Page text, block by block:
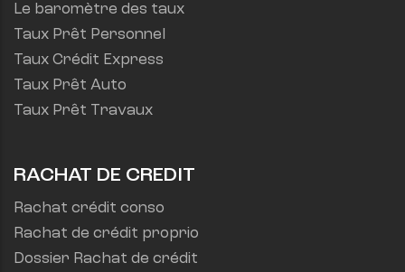
Le baromètre des taux
Taux Prêt Personnel
Taux Crédit Express
Taux Prêt Auto
Taux Prêt Travaux
RACHAT DE CREDIT
Rachat crédit conso
Rachat de crédit proprio
Dossier Rachat de crédit